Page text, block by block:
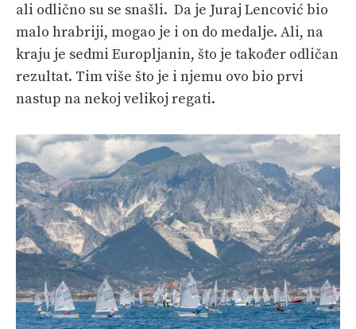
ali odlično su se snašli. Da je Juraj Lencović bio
malo hrabriji, mogao je i on do medalje. Ali, na
kraju je sedmi Europljanin, što je također odličan
rezultat. Tim više što je i njemu ovo bio prvi
nastup na nekoj velikoj regati.